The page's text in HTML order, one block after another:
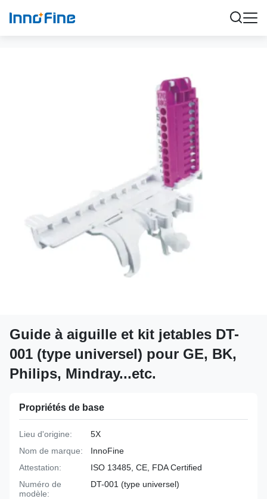
Guide à aiguille et kit jetables DT-
001 (type universel) pour GE, BK,
Philips, Mindray...etc.
Propriétés de base
Lieu d'origine:
5X
Nom de marque:
InnoFine
Attestation:
ISO 13485, CE, FDA Certified
Numéro de
modèle:
DT-001 (type universel)